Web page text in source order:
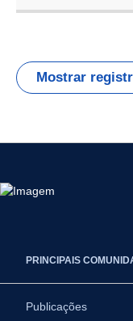
Mostrar
PRINCIPAIS
Publicações